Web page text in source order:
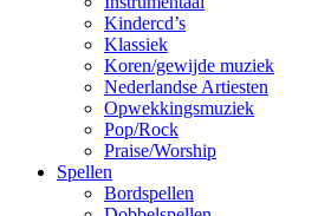
Kindercd’s
Klassiek
Koren/gewijde muziek
Nederlandse Artiesten
Opwekkingsmuziek
Pop/Rock
Praise/Worship
Spellen
Bordspellen